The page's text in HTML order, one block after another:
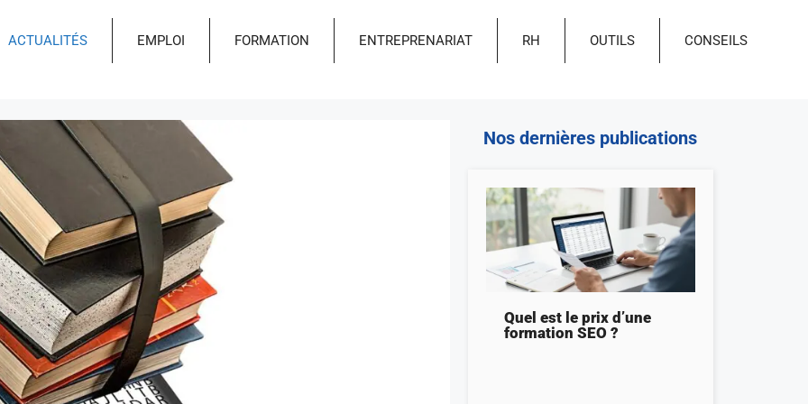
ACTUALITÉS EMPLOI FORMATION ENTREPRENARIAT RH OUTILS CONSEILS
Nos dernières publications
Quel est le prix d’une
formation SEO ?